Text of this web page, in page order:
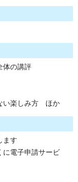
体の講評
い楽しみ方 ほか
ます
に電子申請サービ